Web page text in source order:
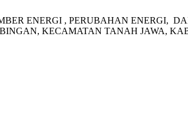
ENERGI , PERUBAHAN ENERGI,
KECAMATAN TANAH JAWA,